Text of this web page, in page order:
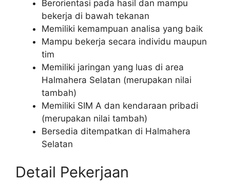
Berorientasi pada hasil dan mampu
bekerja di bawah tekanan
Memiliki kemampuan analisa yang baik
Mampu bekerja secara individu maupun
tim
Memiliki jaringan yang luas di area
Halmahera Selatan (merupakan nilai
tambah)
Memiliki SIM A dan kendaraan pribadi
(merupakan nilai tambah)
Bersedia ditempatkan di Halmahera
Selatan
Detail Pekerjaan